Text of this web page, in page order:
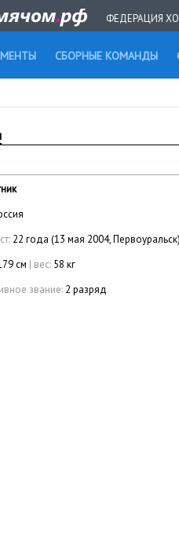
ФЕДЕРАЦИЯ
СБОРНЫЕ КОМАНДЫ
22 года (13 мая 2004,
см | вес: 58 кг
звание: 2 разряд